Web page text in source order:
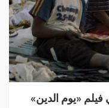
فيلم «يوم الدين»